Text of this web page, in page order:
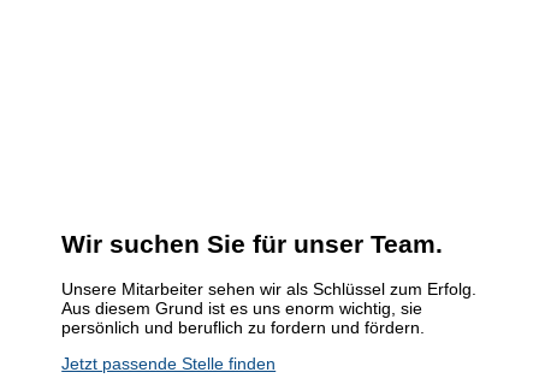
Wir suchen Sie für unser Team.
Unsere Mitarbeiter sehen wir als Schlüssel zum Erfolg.
Aus diesem Grund ist es uns enorm wichtig, sie
persönlich und beruflich zu fordern und fördern.
Jetzt passende Stelle finden